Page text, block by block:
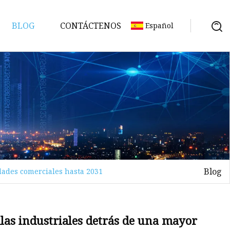
BLOG CONTÁCTENOS Español
comerciales hasta 2031 Blog
industriales detrás de una mayor